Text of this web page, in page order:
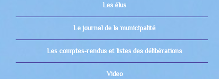
Les élus
Le journal de la municipalité
Les comptes-rendus et listes des délibérations
Video